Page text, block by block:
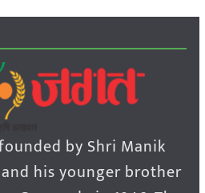
by Shri Manik
his younger brother